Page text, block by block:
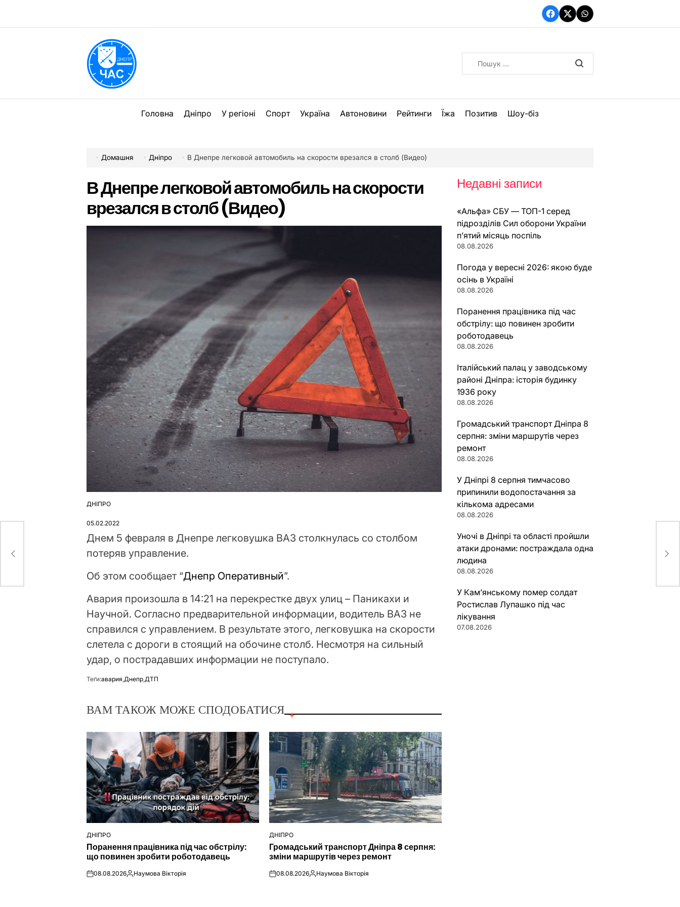
вмісту
Facebook
TwitterWhatsApp
Головна Дніпро У регіоні Спорт Україна Автоновини Рейтинги Їжа Позитив Шоу-біз
Домашня Дніпро В Днепре легковой автомобиль на скорости врезался в столб (Видео)
В Днепре легковой автомобиль на скорости
врезался в столб (Видео)
ОПУБЛІКУВАТИ
ДНІПРО
05.02.2022
Днем 5 февраля в Днепре легковушка ВАЗ столкнулась со столбом
потеряв управление.
Об этом сообщает “Днепр Оперативный”.
Авария произошла в 14:21 на перекрестке двух улиц – Паникахи и
Научной. Согласно предварительной информации, водитель ВАЗ не
справился с управлением. В результате этого, легковушка на скорости
слетела с дороги в стоящий на обочине столб. Несмотря на сильный
удар, о пострадавших информации не поступало.
Теґи:авария Днепр ДТП
ВАМ ТАКОЖ МОЖЕ СПОДОБАТИСЯ
ОПУБЛІКУВАТИ
ДНІПРО
Поранення працівника під час обстрілу:
що повинен зробити роботодавець
on08.08.2026Опубліковано
Наумова Вікторія
ОПУБЛІКУВАТИ
ДНІПРО
Громадський транспорт Дніпра 8 серпня:
зміни маршрутів через ремонт
on08.08.2026Опубліковано
Наумова Вікторія
Недавні записи
«Альфа» СБУ — ТОП-1 серед
підрозділів Сил оборони України
п’ятий місяць поспіль
08.08.2026
Погода у вересні 2026: якою буде
осінь в Україні
08.08.2026
Поранення працівника під час
обстрілу: що повинен зробити
роботодавець
08.08.2026
Італійський палац у заводському
районі Дніпра: історія будинку
1936 року
08.08.2026
Громадський транспорт Дніпра 8
серпня: зміни маршрутів через
ремонт
08.08.2026
У Дніпрі 8 серпня тимчасово
припинили водопостачання за
кількома адресами
08.08.2026
Уночі в Дніпрі та області пройшли
атаки дронами: постраждала одна
людина
08.08.2026
У Кам’янському помер солдат
Ростислав Лупашко під час
лікування
07.08.2026